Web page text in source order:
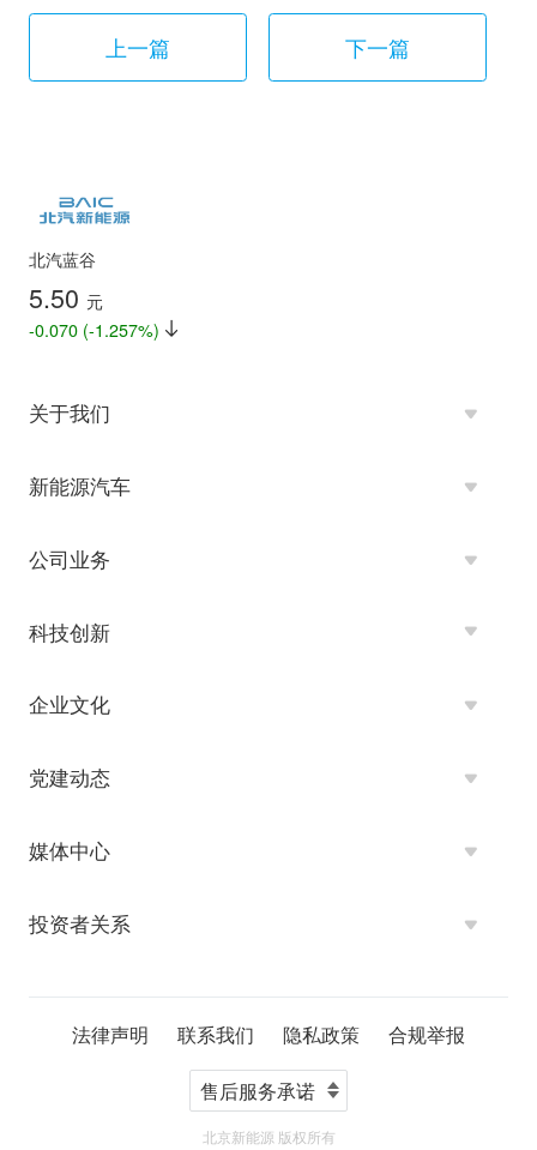
上一篇 下一篇
北汽蓝谷
5.50 元
-0.070 (-1.257%)
关于我们
新能源汽车
公司业务
科技创新
企业文化
党建动态
媒体中心
投资者关系
法律声明 联系我们 隐私政策 合规举报
北京新能源 版权所有